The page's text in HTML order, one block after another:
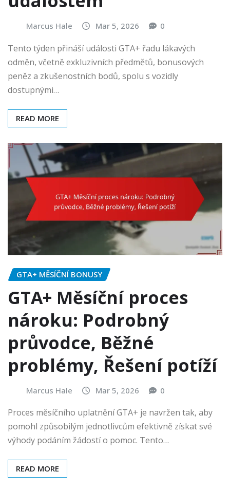
Marcus Hale Mar 5, 2026 0
Tento týden přináší události GTA+ řadu lákavých
odměn, včetně exkluzivních předmětů, bonusových
peněz a zkušenostních bodů, spolu s vozidly
dostupnými…
READ MORE
GTA+ MĚSÍČNÍ BONUSY
GTA+ Měsíční proces
nároku: Podrobný
průvodce, Běžné
problémy, Řešení potíží
Marcus Hale Mar 5, 2026 0
Proces měsíčního uplatnění GTA+ je navržen tak, aby
pomohl způsobilým jednotlivcům efektivně získat své
výhody podáním žádostí o pomoc. Tento…
READ MORE